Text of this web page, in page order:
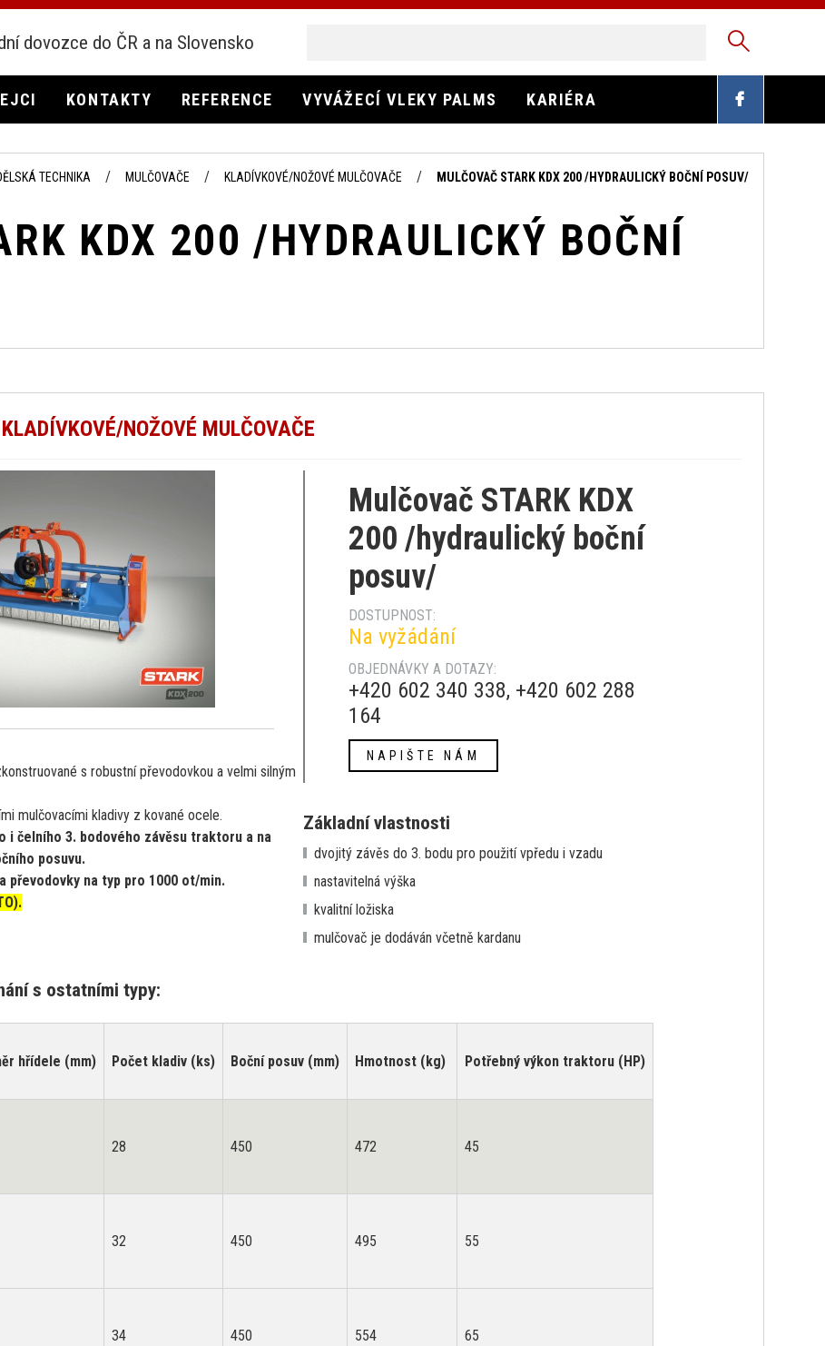
dovozce do ČR a na Slovensko
KONTAKTY REFERENCE VYVÁŽECÍ VLEKY PALMS KARIÉRA
KDX 200 /HYDRAULICKÝ BOČNÍ
TECHNIKA MULČOVAČE KLADÍVKOVÉ/NOŽOVÉ MULČOVAČE MULČOVAČ STARK KDX 200 /HYDRAULICKÝ BOČNÍ POSUV/
KLADÍVKOVÉ/NOŽOVÉ MULČOVAČE
Mulčovač STARK KDX
200 /hydraulický boční
posuv/
DOSTUPNOST:
Na vyžádání
OBJEDNÁVKY A DOTAZY:
+420 602 340 338, +420 602 288
164
NAPIŠTE NÁM
Základní vlastnosti
dvojitý závěs do 3. bodu pro použití vpředu i vzadu
nastavitelná výška
kvalitní ložiska
mulčovač je dodáván včetně kardanu
s robustní převodovkou a velmi silným
mulčovacími kladivy z kované ocele.
i čelního 3. bodového závěsu traktoru a na
posuvu.
převodovky na typ pro 1000 ot/min.
s ostatními typy:
hřídele (mm) Počet kladiv (ks) Boční posuv (mm) Hmotnost (kg) Potřebný výkon traktoru (HP)
28 450 472 45
32 450 495 55
34 450 554 65